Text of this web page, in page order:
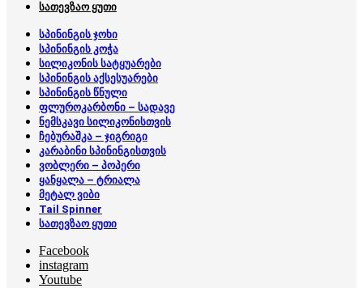
სათევზაო ყუთი
სპინინგის ჯოხი
სპინინგის კოჭა
სილიკონის სატყუარები
სპინინგის აქსესუარები
სპინინგის წნული
ფლუროკარბონი – სადავე
ნემსკავი სილიკონისთვის
ჩებურაშკა – ჯიგრიგი
კარაბინი სპინინგისთვის
ვობლერი – პოპერი
ყანყალა – ტრიალა
მეტალ ვიბი
Tail Spinner
სათევზაო ყუთი
Facebook
instagram
Youtube